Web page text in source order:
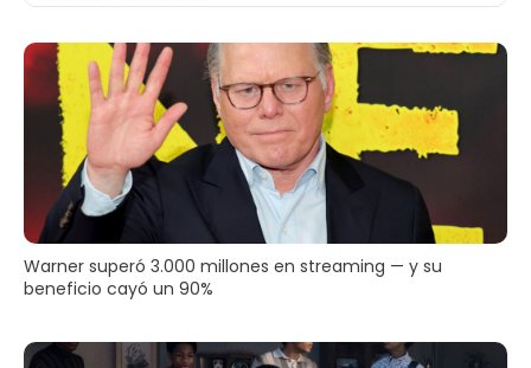
Warner superó 3.000 millones en streaming — y su
beneficio cayó un 90%